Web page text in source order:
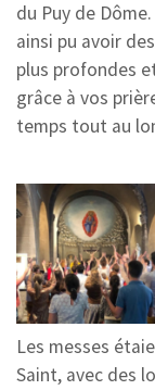
du Puy de
ainsi pu avoir
plus profondes
grâce à vos
temps tout au
Les messes
Saint, avec des